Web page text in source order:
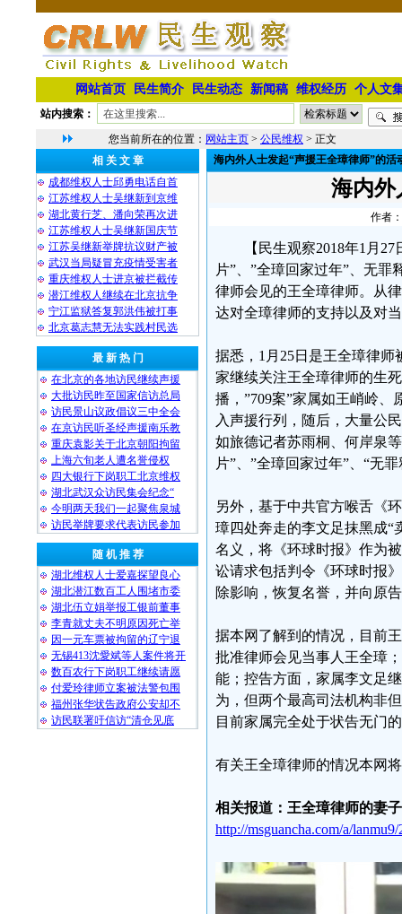
网站首页 民生简介 民生动态 新闻稿 维权经历 个人文
站内搜索：
您当前所在的位置： 网站主页 > 公民维权 > 正文
相 关 文 章
成都维权人士邱勇电话自首
江苏维权人士吴继新到京维
湖北黄行芝、潘向荣再次进
江苏维权人士吴继新国庆节
江苏吴继新举牌抗议财产被
武汉当局疑冒充疫情受害者
重庆维权人士进京被拦截传
潜江维权人继续在北京抗争
宁江监狱答复郭洪伟被打事
北京葛志慧无法实践村民选
最 新 热 门
在北京的各地访民继续声援
大批访民昨至国家信访总局
访民景山议政倡议三中全会
在京访民听圣经声援南乐教
重庆袁影关于北京朝阳拘留
上海六旬老人遭名誉侵权
四大银行下岗职工北京维权
湖北武汉众访民集会纪念“
今明两天我们一起聚焦泉城
访民举牌要求代表访民参加
随 机 推 荐
湖北维权人士爱嘉探望良心
湖北潜江数百工人围堵市委
湖北伍立娟举报工银前董事
李青就丈夫不明原因死亡举
因一元车票被拘留的辽宁退
无锡413沈愛斌等人案件将开
数百农行下岗职工继续请愿
付爱玲律师立案被法警包围
福州张华状告政府公安却不
访民联署吁信访“清仓见底
海内外人士发起“声援王全璋律师”的活
海内外
作者
【民生观察2018年1月
片”、”全璋回家过年”、无
律师会见的王全璋律师。从
达对全璋律师的支持以及对
据悉，1月25日是王全璋律
家继续关注王全璋律师的生
播，”709案”家属如王峭岭
入声援行列，随后，大量公
如旅德记者苏雨桐、何岸泉
片”、”全璋回家过年”、“无
另外，基于中共官方喉舌《
璋四处奔走的李文足抹黑成“
名义，将《环球时报》作为
讼请求包括判令《环球时报
除影响，恢复名誉，并向原
据本网了解到的情况，目前
批准律师会见当事人王全璋
能；控告方面，家属李文足
为，但两个最高司法机构非
目前家属完全处于状告无门
有关王全璋律师的情况本网
相关报道：王全璋律师的妻
http://msguancha.com/a/